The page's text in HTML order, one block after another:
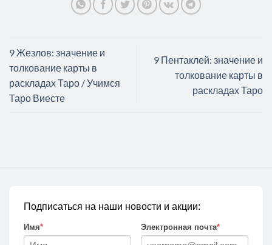
9 Жезлов: значение и
толкование карты в
раскладах Таро / Учимся
Таро Виесте
9 Пентаклей: значение и
толкование карты в
раскладах Таро
Подписаться на наши новости и акции:
Имя* Электронная почта*